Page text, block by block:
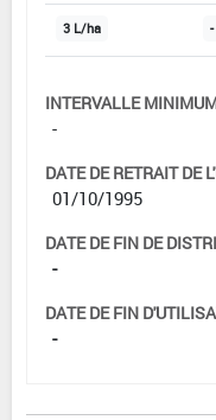
3 L/ha -
INTERVALLE
-
DATE DE RETRAIT DE
01/10/1995
DATE DE FIN DE
-
DATE DE FIN
-